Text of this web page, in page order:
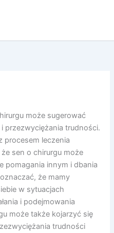
może sugerować
przezwyciężania trudności.
procesem leczenia
sen o chirurgu może
pomagania innym i dbania
że mamy
w sytuacjach
i podejmowania
może także kojarzyć się
trudności